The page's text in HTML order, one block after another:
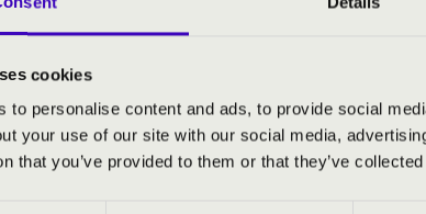
cookies
to personalise content and ads, to provide social
your use of our site with our social media,
that you’ve provided to them or that they’ve
ifjúsági kiajánló I.